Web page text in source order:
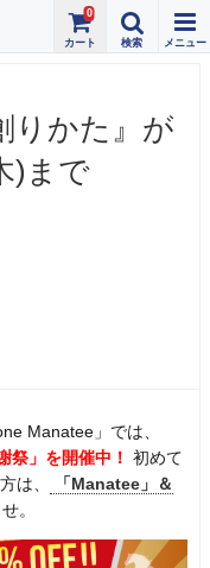
0
りかた』が
)まで
Manatee」では、
祭」を開催中！ 初めて
は、
「Manatee」＆
。